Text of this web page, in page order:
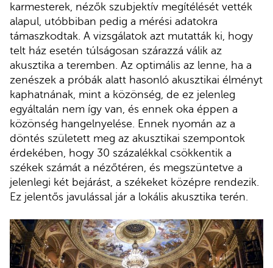
karmesterek, nézők szubjektív megítélését vették
alapul, utóbbiban pedig a mérési adatokra
támaszkodtak. A vizsgálatok azt mutatták ki, hogy
telt ház esetén túlságosan szárazzá válik az
akusztika a teremben. Az optimális az lenne, ha a
zenészek a próbák alatt hasonló akusztikai élményt
kaphatnának, mint a közönség, de ez jelenleg
egyáltalán nem így van, és ennek oka éppen a
közönség hangelnyelése. Ennek nyomán az a
döntés született meg az akusztikai szempontok
érdekében, hogy 30 százalékkal csökkentik a
székek számát a nézőtéren, és megszüntetve a
jelenlegi két bejárást, a székeket középre rendezik.
Ez jelentős javulással jár a lokális akusztika terén.